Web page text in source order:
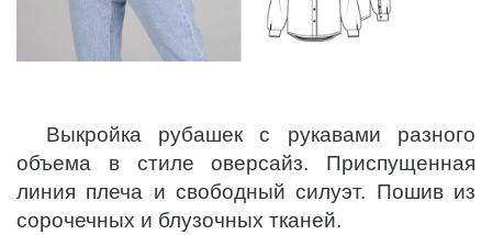
Выкройка рубашек с рукавами разного
объема в стиле оверсайз. Приспущенная
линия плеча и свободный силуэт. Пошив из
сорочечных и блузочных тканей.